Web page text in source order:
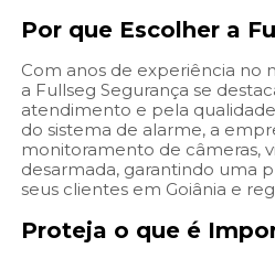
Por que Escolher a
Com anos de experiência no
a Fullseg Segurança se
atendimento e pela
do sistema de alarme, a
monitoramento de câmeras,
desarmada, garantindo uma
seus clientes em Goiânia e
Proteja o que é